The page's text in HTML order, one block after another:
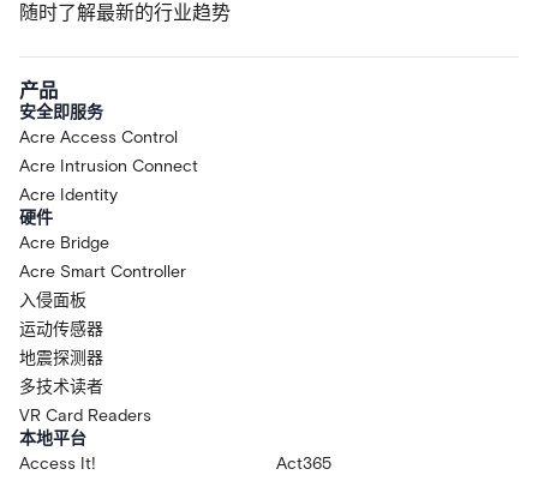
随时了解最新的行业趋势
产品
安全即服务
Acre Access Control
Acre Intrusion Connect
Acre Identity
硬件
Acre Bridge
Acre Smart Controller
入侵面板
运动传感器
地震探测器
多技术读者
VR Card Readers
本地平台
Access It!
Act365